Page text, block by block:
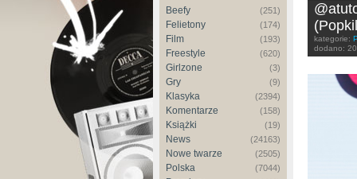
Beefy (251)
Felietony (174)
Film (193)
Freestyle (620)
Girlzone (3)
Gry (9)
Klasyka (2394)
Komentarze (158)
Książki (19)
News (24163)
Nowe twarze (2505)
Polska (7044)
kategorie:
dodano: